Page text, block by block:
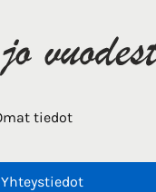
tiedot
Yhteystiedot